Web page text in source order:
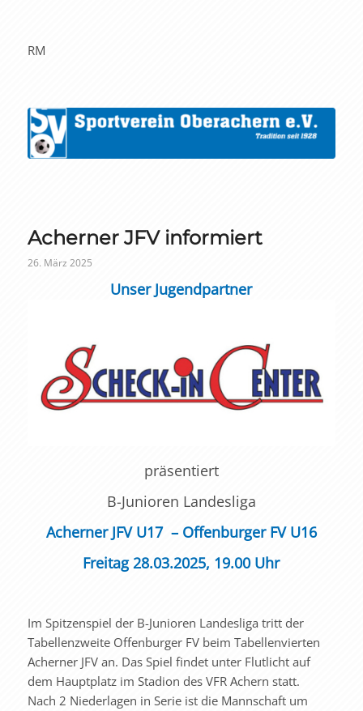
RM
Acherner JFV informiert
26. März 2025
Unser Jugendpartner
präsentiert
B-Junioren Landesliga
Acherner JFV U17 – Offenburger FV U16
Freitag 28.03.2025, 19.00 Uhr
Im Spitzenspiel der B-Junioren Landesliga tritt der
Tabellenzweite Offenburger FV beim Tabellenvierten
Acherner JFV an. Das Spiel findet unter Flutlicht auf
dem Hauptplatz im Stadion des VFR Achern statt.
Nach 2 Niederlagen in Serie ist die Mannschaft um